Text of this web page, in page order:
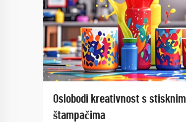
Oslobodi kreativnost s stisknim
štampačima